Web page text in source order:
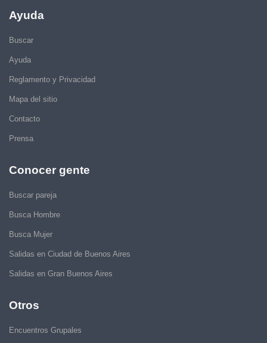
Ayuda
Buscar
Ayuda
Reglamento y Privacidad
Mapa del sitio
Contacto
Prensa
Conocer gente
Buscar pareja
Busca Hombre
Busca Mujer
Salidas en Ciudad de Buenos Aires
Salidas en Gran Buenos Aires
Otros
Encuentros Grupales